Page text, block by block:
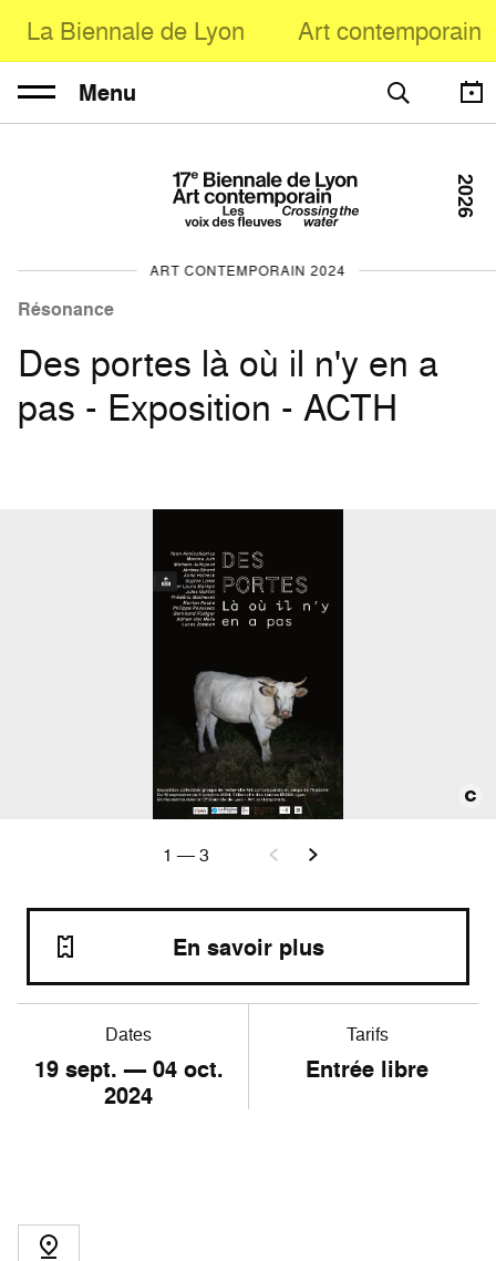
La Biennale de Lyon Art contemporain
Menu
ART CONTEMPORAIN 2024
Résonance
Des portes là où il n'y en a
pas - Exposition - ACTH
2026
Dates
19sept. — 04oct.
2024
Tarifs
Entrée libre
En savoir plus
1 —3